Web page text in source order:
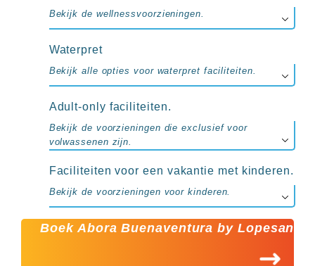
Bekijk de wellnessvoorzieningen.
Waterpret
Bekijk alle opties voor waterpret faciliteiten.
Adult-only faciliteiten.
Bekijk de voorzieningen die exclusief voor
volwassenen zijn.
Faciliteiten voor een vakantie met kinderen.
Bekijk de voorzieningen voor kinderen.
Boek Abora Buenaventura by Lopesan